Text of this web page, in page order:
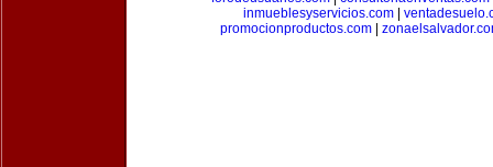
inmueblesyservicios.com|
promocionproductos.com|